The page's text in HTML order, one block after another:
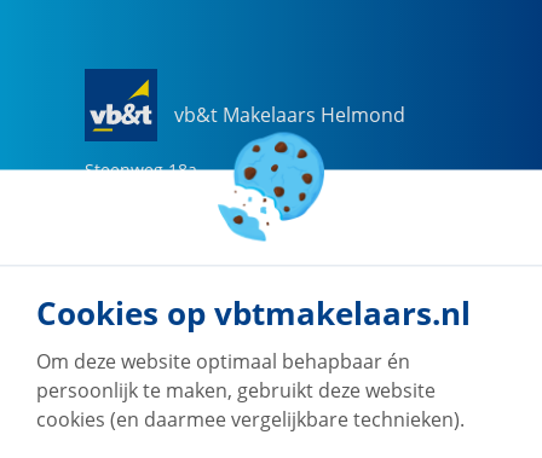
vb&t Makelaars Helmond
Steenweg 18a
helmond@vbtmakelaars.nl
Naar vestiging
Cookies op vbtmakelaars.nl
Om deze website optimaal behapbaar én
persoonlijk te maken, gebruikt deze website
cookies (en daarmee vergelijkbare technieken).